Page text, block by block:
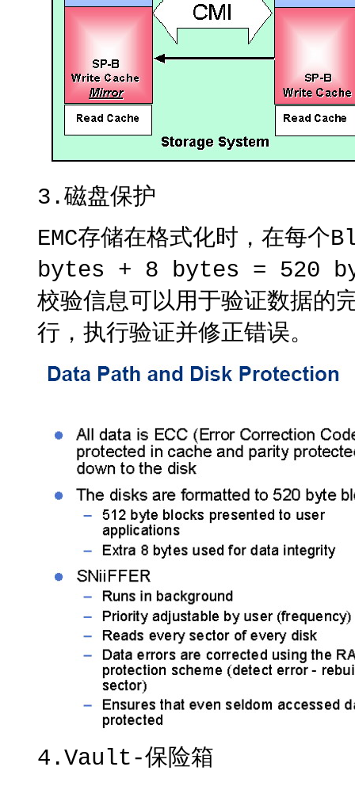
3.磁盘保护
EMC存储在格式化时，在每
bytes + 8 bytes = 520
校验信息可以用于验证数据的
行，执行验证并修正错误。
4.Vault-保险箱